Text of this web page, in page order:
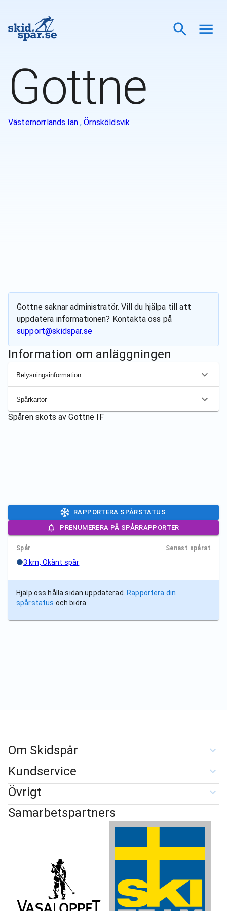
Gottne
Västernorrlands län,Örnsköldsvik
Gottnesaknar administratör. Vill du hjälpa till att
uppdatera informationen? Kontakta oss på
support@skidspar.se
Information om anläggningen
Belysningsinformation
Spårkartor
Spåren sköts av Gottne IF
RAPPORTERA SPÅRSTATUS
PRENUMERERA PÅ SPÅRRAPPORTER
Spår Senast spårat
3 km, Okänt spår
Hjälp oss hålla sidan uppdaterad.
Rapportera din
spårstatus och bidra.
Om Skidspår
Kundservice
Övrigt
Samarbetspartners